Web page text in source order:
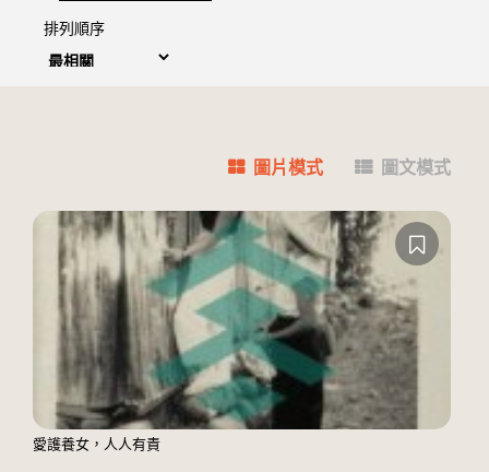
排列順序
圖片模式 圖文模式
愛護養女，人人有責